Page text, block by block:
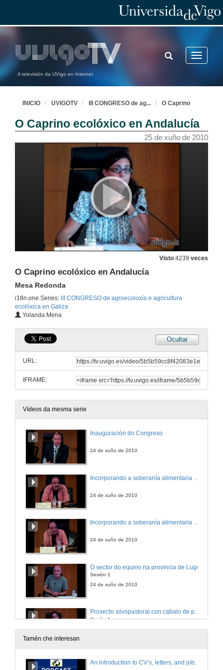
A televisión da UVigo en Internet
Toggle
TOGGLE
SEARCH
INICIO UVIGOTV III CONGRESO de ag... O Caprino
O Caprino ecolóxico en Andalucía
25 de xuño de 2010
Visto 4239 veces
O Caprino ecolóxico en Andalucía
Mesa Redonda
i18n.one.Series:
III CONGRESO de agroecoloxía e agricultura
ecolóxica en Galiza
Yolanda Mena
Ocultar
URL:
IFRAME:
Vídeos da mesma serie
Inauguración do Congreso
24 de xuño de 2010
24 de xuño de 2010
Incorporando a soberanía alimentaria á agroecoloxía. Quenda de preguntas
24 de xuño de 2010
O sector do equino na provincia de Lugo
Sesión 1
24 de xuño de 2010
Proxecto silvopastoral con cabalo de pura raza galega
Sesión 1
24 de xuño de 2010
Sesión 1
Tamén che interesan
An introduction to CV’s, letters, and job searching